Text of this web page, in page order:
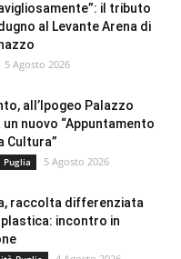
il tributo
al Levante Arena di
5 Agosto 2026
all’Ipogeo Palazzo
nuovo “Appuntamento
Cultura”
Puglia 5 Agosto 2026
raccolta differenziata
incontro in